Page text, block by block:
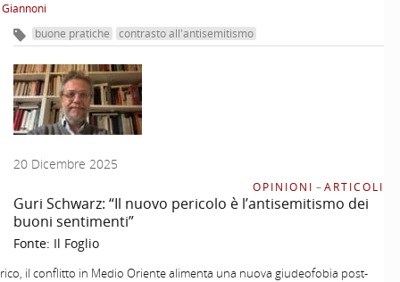
buone pratiche contrasto all'antisemitismo
20 Dicembre 2025
OPINIONI –ARTICOLI
Guri Schwarz: “Il nuovo pericolo è l’antisemitismo dei
buoni sentimenti”
Fonte: Il Foglio
il conflitto in Medio Oriente alimenta una nuova giudeofobia post-